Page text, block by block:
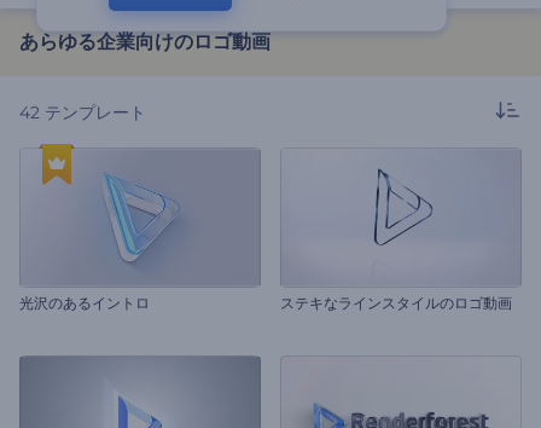
あらゆる企業向けのロゴ動画
42 テンプレート
光沢のあるイントロ ステキなラインスタイルのロゴ動画